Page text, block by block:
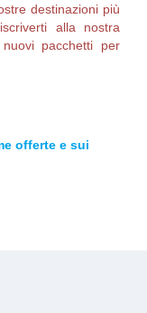
destinazioni più
alla nostra
pacchetti per
offerte e sui